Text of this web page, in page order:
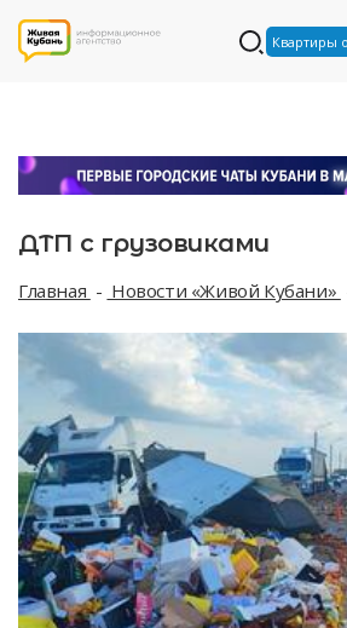
Квартиры
ДТП с грузовиками
Главная Новости «Живой Кубани»